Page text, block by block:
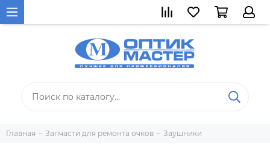
Главная Запчасти для ремонта очков Заушники